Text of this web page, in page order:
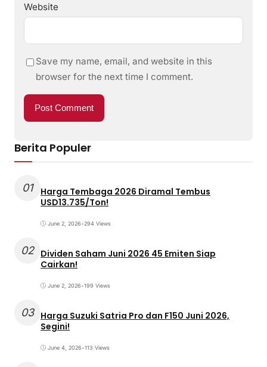
Website
Save my name, email, and website in this
browser for the next time I comment.
Berita Populer
01
Harga Tembaga 2026 Diramal Tembus
USD13.735/Ton!
June 2, 2026•294 Views
02 Dividen Saham Juni 2026 45 Emiten Siap
Cairkan!
June 2, 2026•199 Views
03 Harga Suzuki Satria Pro dan F150 Juni 2026,
Segini!
June 4, 2026•113 Views